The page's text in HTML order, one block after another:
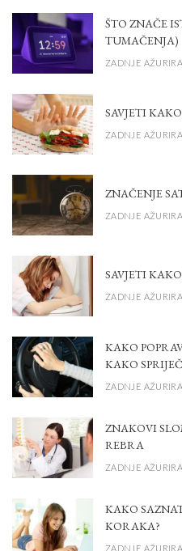
ŠTO ZNAČE
TUMAČENJA)
ZADNJE
SAVJETI
ZADNJE
ZNAČENJE
ZADNJE
SAVJETI
ZADNJE
KAKO
KAKO
ZADNJE
ZNAKOVI
REBRA
ZADNJE
KAKO
KORAKA?
ZADNJE